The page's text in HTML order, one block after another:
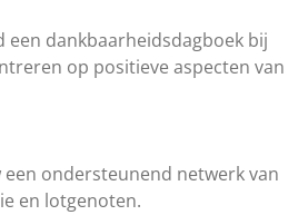
een dankbaarheidsdagboek bij
op positieve aspecten van
een ondersteunend netwerk van
en lotgenoten.